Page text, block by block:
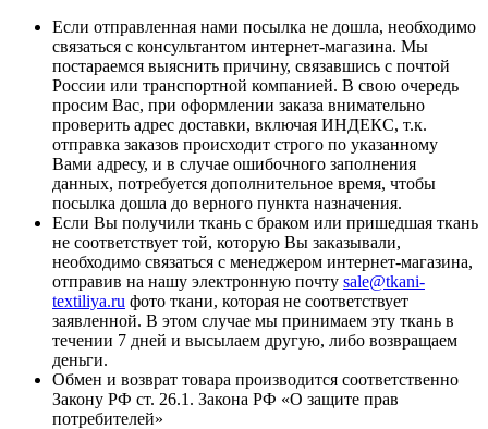
Если отправленная нами посылка не дошла, необходимо
связаться с консультантом интернет-магазина. Мы
постараемся выяснить причину, связавшись с почтой
России или транспортной компанией. В свою очередь
просим Вас, при оформлении заказа внимательно
проверить адрес доставки, включая ИНДЕКС, т.к.
отправка заказов происходит строго по указанному
Вами адресу, и в случае ошибочного заполнения
данных, потребуется дополнительное время, чтобы
посылка дошла до верного пункта назначения.
Если Вы получили ткань с браком или пришедшая ткань
не соответствует той, которую Вы заказывали,
необходимо связаться с менеджером интернет-магазина,
отправив на нашу электронную почту sale@tkani-
textiliya.ru фото ткани, которая не соответствует
заявленной. В этом случае мы принимаем эту ткань в
течении 7 дней и высылаем другую, либо возвращаем
деньги.
Обмен и возврат товара производится соответственно
Закону РФ ст. 26.1. Закона РФ «О защите прав
потребителей»